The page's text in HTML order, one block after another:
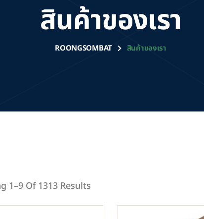
สินค้าของเรา
ROONGSOMBAT สินค้าของเรา
1–9 Of 1313 Results